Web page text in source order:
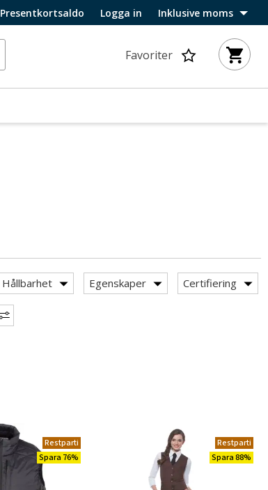
Presentkortsaldo Logga in Inklusive moms
Favoriter
Hållbarhet Egenskaper Certifiering
Restparti
Spara 76%
Restparti
Spara 88%